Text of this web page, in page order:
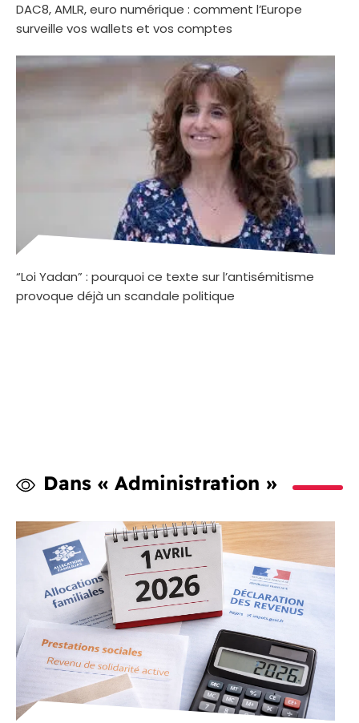
DAC8, AMLR, euro numérique : comment l’Europe
surveille vos wallets et vos comptes
“Loi Yadan” : pourquoi ce texte sur l’antisémitisme
provoque déjà un scandale politique
Dans « Administration »